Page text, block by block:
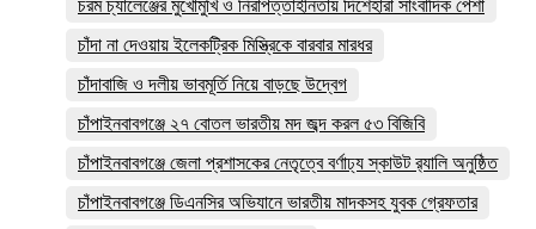
চরম চ্যালেঞ্জের মুখোমুখি ও নিরাপত্তাহীনতায় দিশেহারা সাংবাদিক পেশা
চাঁদা না দেওয়ায় ইলেকট্রিক মিস্ত্রিকে বারবার মারধর
চাঁদাবাজি ও দলীয় ভাবমূর্তি নিয়ে বাড়ছে উদ্বেগ
চাঁপাইনবাবগঞ্জে ২৭ বোতল ভারতীয় মদ জব্দ করল ৫৩ বিজিবি
চাঁপাইনবাবগঞ্জে জেলা প্রশাসকের নেতৃত্বে বর্ণাঢ্য স্কাউট র‍্যালি অনুষ্ঠিত
চাঁপাইনবাবগঞ্জে ডিএনসির অভিযানে ভারতীয় মাদকসহ যুবক গ্রেফতার